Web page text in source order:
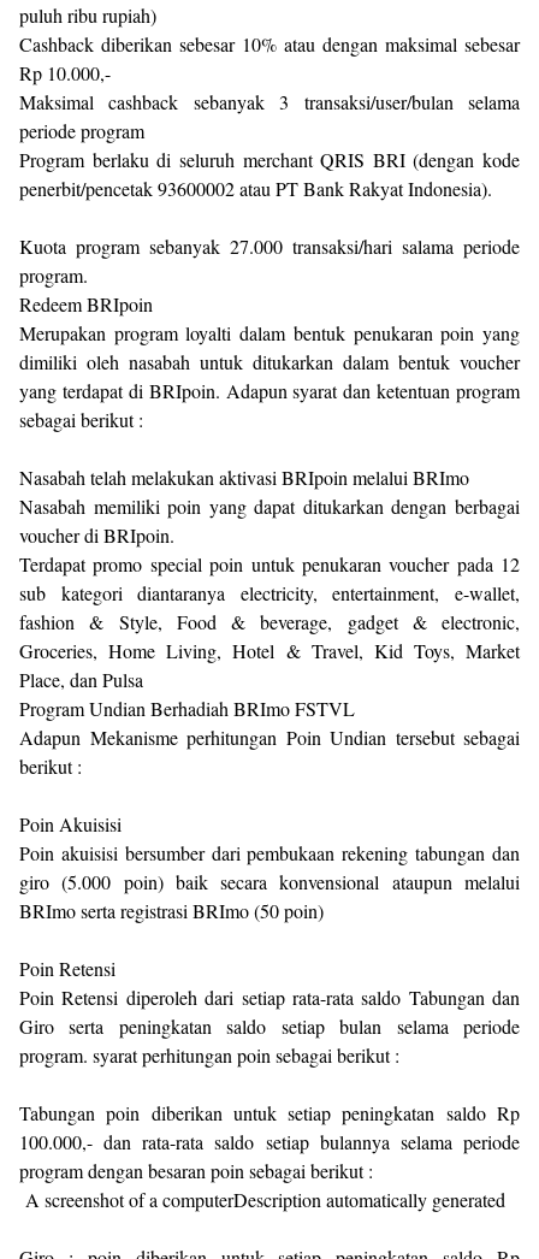
puluh ribu rupiah)
Cashback diberikan sebesar 10% atau dengan maksimal sebesar
Rp 10.000,-
Maksimal cashback sebanyak 3 transaksi/user/bulan selama
periode program
Program berlaku di seluruh merchant QRIS BRI (dengan kode
penerbit/pencetak 93600002 atau PT Bank Rakyat Indonesia).
Kuota program sebanyak 27.000 transaksi/hari salama periode
program.
Redeem BRIpoin
Merupakan program loyalti dalam bentuk penukaran poin yang
dimiliki oleh nasabah untuk ditukarkan dalam bentuk voucher
yang terdapat di BRIpoin. Adapun syarat dan ketentuan program
sebagai berikut :
Nasabah telah melakukan aktivasi BRIpoin melalui BRImo
Nasabah memiliki poin yang dapat ditukarkan dengan berbagai
voucher di BRIpoin.
Terdapat promo special poin untuk penukaran voucher pada 12
sub kategori diantaranya electricity, entertainment, e-wallet,
fashion & Style, Food & beverage, gadget & electronic,
Groceries, Home Living, Hotel & Travel, Kid Toys, Market
Place, dan Pulsa
Program Undian Berhadiah BRImo FSTVL
Adapun Mekanisme perhitungan Poin Undian tersebut sebagai
berikut :
Poin Akuisisi
Poin akuisisi bersumber dari pembukaan rekening tabungan dan
giro (5.000 poin) baik secara konvensional ataupun melalui
BRImo serta registrasi BRImo (50 poin)
Poin Retensi
Poin Retensi diperoleh dari setiap rata-rata saldo Tabungan dan
Giro serta peningkatan saldo setiap bulan selama periode
program. syarat perhitungan poin sebagai berikut :
Tabungan poin diberikan untuk setiap peningkatan saldo Rp
100.000,- dan rata-rata saldo setiap bulannya selama periode
program dengan besaran poin sebagai berikut :
A screenshot of a computerDescription automatically generated